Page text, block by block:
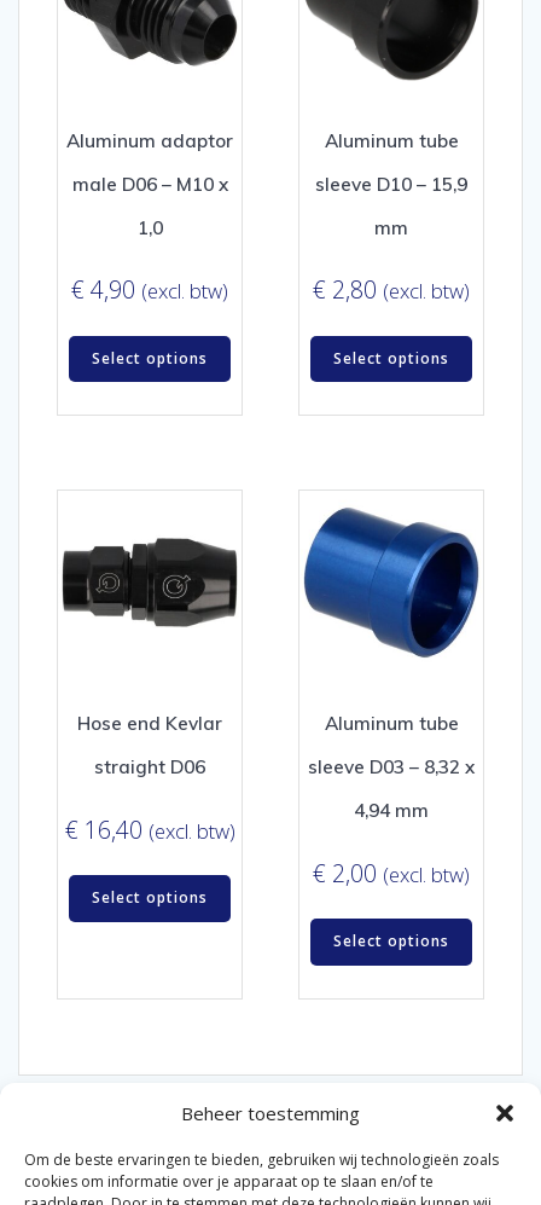
Beheer toestemming
Om de beste ervaringen te bieden, gebruiken wij technologieën zoals
cookies om informatie over je apparaat op te slaan en/of te
Aluminum adaptor
male D06 – M10 x
1,0
€ 4,90 (excl. btw)
Select options
Aluminum tube
sleeve D10 – 15,9
mm
€ 2,80 (excl. btw)
Select options
Hose end Kevlar
straight D06
€ 16,40 (excl. btw)
Select options
Aluminum tube
sleeve D03 – 8,32 x
4,94 mm
€ 2,00 (excl. btw)
Select options